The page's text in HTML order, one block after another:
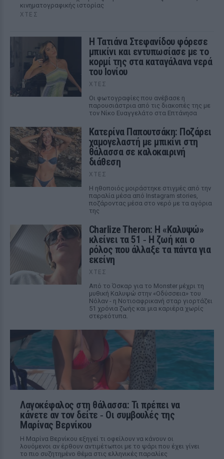
κινηματογραφικής ιστορίας
ΧΤΕΣ
Η Τατιάνα Στεφανίδου φόρεσε
μπικίνι και εντυπωσίασε με το
κορμί της στα καταγάλανα νερά
του Ιονίου
ΧΤΕΣ
Οι φωτογραφίες που ανέβασε η
παρουσιάστρια από τις διακοπές της με
τον Νίκο Ευαγγελάτο στα Επτάνησα
Κατερίνα Παπουτσάκη: Ποζάρει
χαμογελαστή με μπικίνι στη
θάλασσα σε καλοκαιρινή
διάθεση
ΧΤΕΣ
Η ηθοποιός μοιράστηκε στιγμές από την
παραλία μέσα από Instagram stories,
ποζάροντας μέσα στο νερό με τα αγόρια
της
Charlize Theron: Η «Καλυψώ»
κλείνει τα 51 ‑ H ζωή και ο
ρόλος που άλλαξε τα πάντα για
εκείνη
ΧΤΕΣ
Από το Όσκαρ για το Monster μέχρι τη
μυθική Καλυψώ στην «Οδύσσεια» του
Νόλαν - η Νοτιοαφρικανή σταρ γιορτάζει
51 χρόνια ζωής και μια καριέρα χωρίς
στερεότυπα.
Λαγοκέφαλος στη θάλασσα: Τι πρέπει να
κάνετε αν τον δείτε ‑ Οι συμβουλές της
Μαρίνας Βερνίκου
Η Μαρίνα Βερνίκου εξηγεί τι οφείλουν να κάνουν οι
λουόμενοι αν έρθουν αντιμέτωποι με το ψάρι που έχει γίνει
το πιο συζητημένο θέμα στις ελληνικές παραλίες